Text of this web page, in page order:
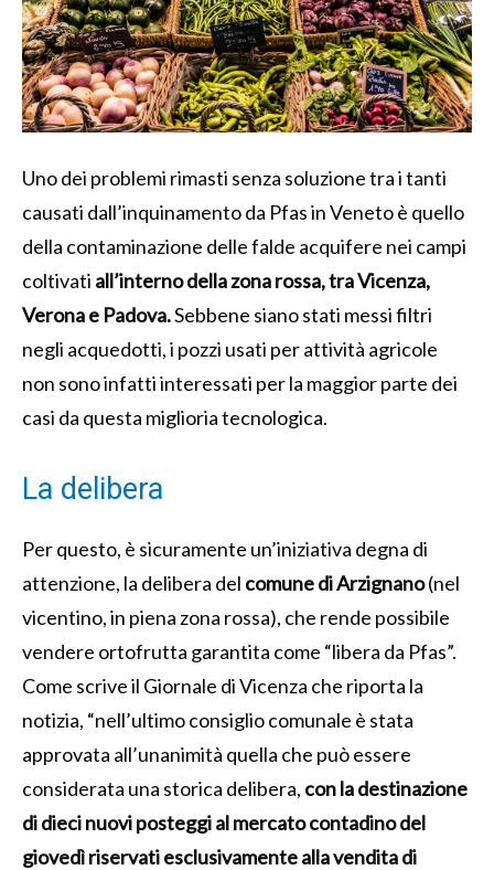
Uno dei problemi rimasti senza soluzione tra i tanti
causati dall’inquinamento da Pfas in Veneto è quello
della contaminazione delle falde acquifere nei campi
coltivati all’interno della zona rossa, tra Vicenza,
Verona e Padova.Sebbene siano stati messi filtri
negli acquedotti, i pozzi usati per attività agricole
non sono infatti interessati per la maggior parte dei
casi da questa miglioria tecnologica.
La delibera
Per questo, è sicuramente un’iniziativa degna di
attenzione, la delibera del comune di Arzignano(nel
vicentino, in piena zona rossa), che rende possibile
vendere ortofrutta garantita come “libera da Pfas”.
Come scrive il Giornale di Vicenza che riporta la
notizia, “nell’ultimo consiglio comunale è stata
approvata all’unanimità quella che può essere
considerata una storica delibera, con la destinazione
di dieci nuovi posteggi al mercato contadino del
giovedì riservati esclusivamente alla vendita di